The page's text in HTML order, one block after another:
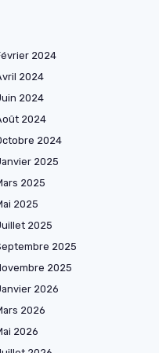
2024
2024
2024
2024
2024
2025
2025
2025
2025
2025
2025
2026
2026
2026